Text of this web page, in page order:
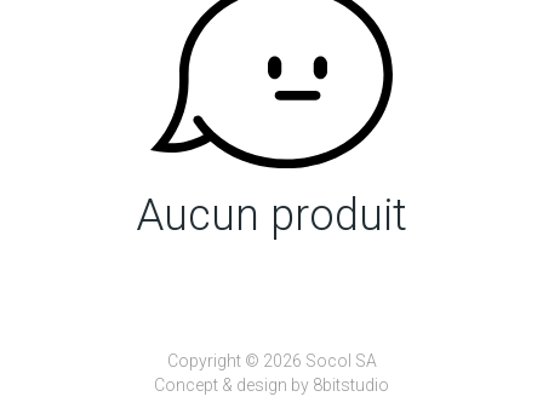
Aucun produit
Copyright © 2026 Socol SA
Concept & design by 8bitstudio